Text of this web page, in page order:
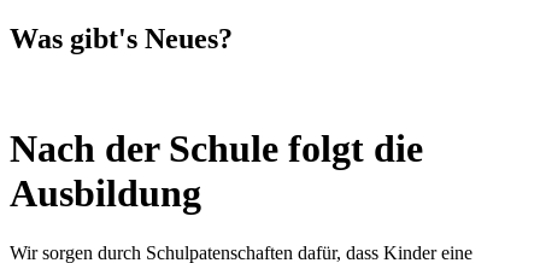
Was gibt's Neues?
Nach der Schule folgt die
Ausbildung
Wir sorgen durch Schulpatenschaften dafür, dass Kinder eine